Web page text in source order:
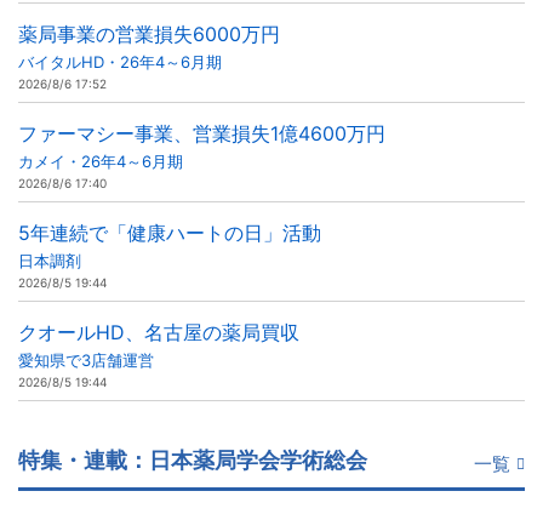
薬局事業の営業損失6000万円
バイタルHD・26年4～6月期
2026/8/6 17:52
ファーマシー事業、営業損失1億4600万円
カメイ・26年4～6月期
2026/8/6 17:40
5年連続で「健康ハートの日」活動
日本調剤
2026/8/5 19:44
クオールHD、名古屋の薬局買収
愛知県で3店舗運営
2026/8/5 19:44
特集・連載：日本薬局学会学術総会 一覧